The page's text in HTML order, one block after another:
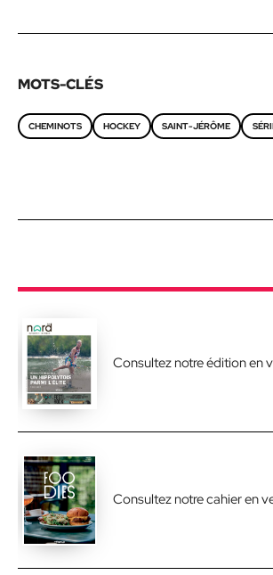
MOTS-CLÉS
CHEMINOTS HOCKEY SAINT-JÉRÔME
Consultez notre édition en
Consultez notre cahier en